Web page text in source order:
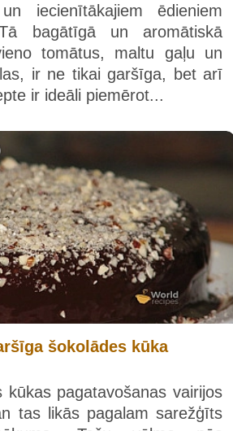
iecienītākajiem ēdieniem
bagātīgā un aromātiskā
tomātus, maltu gaļu un
ir ne tikai garšīga, bet arī
ir ideāli piemērot...
šokolādes kūka
kūkas pagatavošanas vairijos
tas likās pagalam sarežģīts